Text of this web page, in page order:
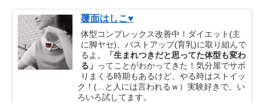
覆面はしこ♥
体型コンプレックス改善中！ダイエット(主
に脚ヤセ)、バストアップ(育乳)に取り組んで
るよ。
「生まれつきだと思ってた体型も変わ
る」 ってことがわかってきた！気分屋でサボ
りまくる時期もあるけど、やる時はストイッ
ク！(…と人には言われるｗ）実験好きで、い
ろいろ試してます。